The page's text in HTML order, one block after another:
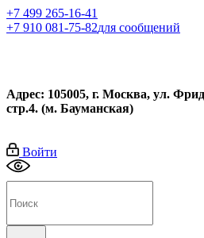
+7 499 265-16-41
+7 910 081-75-82для сообщений
Адрес: 105005, г. Москва, ул.
стр.4. (м. Бауманская)
Войти